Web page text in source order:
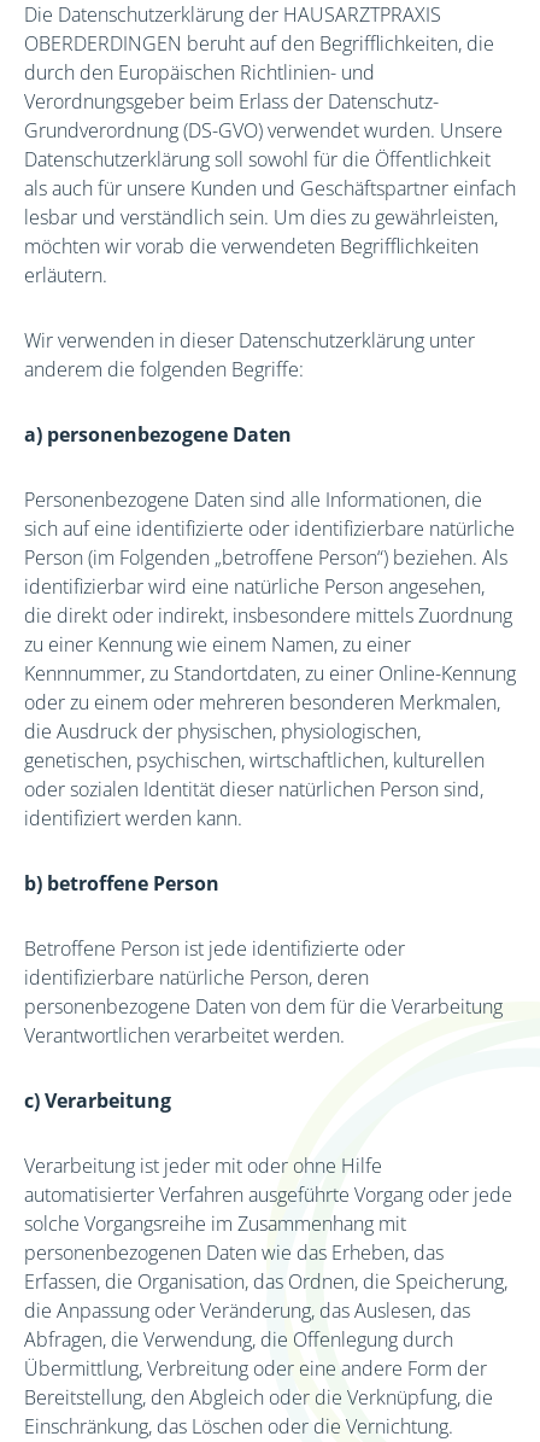
Die Datenschutzerklärung der HAUSARZTPRAXIS
OBERDERDINGEN beruht auf den Begrifflichkeiten, die
durch den Europäischen Richtlinien- und
Verordnungsgeber beim Erlass der Datenschutz-
Grundverordnung (DS-GVO) verwendet wurden. Unsere
Datenschutzerklärung soll sowohl für die Öffentlichkeit
als auch für unsere Kunden und Geschäftspartner einfach
lesbar und verständlich sein. Um dies zu gewährleisten,
möchten wir vorab die verwendeten Begrifflichkeiten
erläutern.
Wir verwenden in dieser Datenschutzerklärung unter
anderem die folgenden Begriffe:
a) personenbezogene Daten
Personenbezogene Daten sind alle Informationen, die
sich auf eine identifizierte oder identifizierbare natürliche
Person (im Folgenden „betroffene Person“) beziehen. Als
identifizierbar wird eine natürliche Person angesehen,
die direkt oder indirekt, insbesondere mittels Zuordnung
zu einer Kennung wie einem Namen, zu einer
Kennnummer, zu Standortdaten, zu einer Online-Kennung
oder zu einem oder mehreren besonderen Merkmalen,
die Ausdruck der physischen, physiologischen,
genetischen, psychischen, wirtschaftlichen, kulturellen
oder sozialen Identität dieser natürlichen Person sind,
identifiziert werden kann.
b) betroffene Person
Betroffene Person ist jede identifizierte oder
identifizierbare natürliche Person, deren
personenbezogene Daten von dem für die Verarbeitung
Verantwortlichen verarbeitet werden.
c) Verarbeitung
Verarbeitung ist jeder mit oder ohne Hilfe
automatisierter Verfahren ausgeführte Vorgang oder jede
solche Vorgangsreihe im Zusammenhang mit
personenbezogenen Daten wie das Erheben, das
Erfassen, die Organisation, das Ordnen, die Speicherung,
die Anpassung oder Veränderung, das Auslesen, das
Abfragen, die Verwendung, die Offenlegung durch
Übermittlung, Verbreitung oder eine andere Form der
Bereitstellung, den Abgleich oder die Verknüpfung, die
Einschränkung, das Löschen oder die Vernichtung.